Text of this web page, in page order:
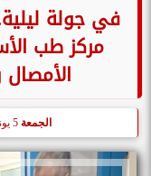
في جولة
مركز طب
الأمصال
الجمعة 5 يونيو 2026